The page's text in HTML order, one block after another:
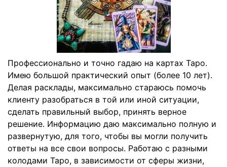
Профессионально и точно гадаю на картах Таро.
Имею большой практический опыт (более 10 лет).
Делая расклады, максимально стараюсь помочь
клиенту разобраться в той или иной ситуации,
сделать правильный выбор, принять верное
решение. Информацию даю максимально полную и
развернутую, для того, чтобы вы могли получить
ответы на все свои вопросы. Работаю с разными
колодами Таро, в зависимости от сферы жизни,